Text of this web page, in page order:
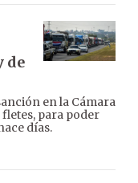
de
en la Cámara
para poder
días.